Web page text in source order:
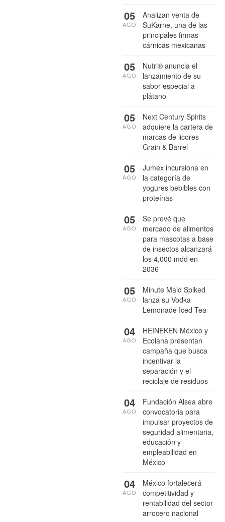
Analizan venta de
SuKarne, una de las
principales firmas
cárnicas mexicanas
05
AGO
Nutri® anuncia el
lanzamiento de su
sabor especial a
plátano
05
AGO
Next Century Spirits
adquiere la cartera de
marcas de licores
Grain & Barrel
05
AGO
Jumex incursiona en
la categoría de
yogures bebibles con
proteínas
05
AGO
Se prevé que
mercado de alimentos
para mascotas a base
de insectos alcanzará
los 4,000 mdd en
2036
05
AGO
Minute Maid Spiked
lanza su Vodka
Lemonade Iced Tea
05
AGO
HEINEKEN México y
Ecolana presentan
campaña que busca
incentivar la
separación y el
reciclaje de residuos
04
AGO
Fundación Alsea abre
convocatoria para
impulsar proyectos de
seguridad alimentaria,
educación y
empleabilidad en
México
04
AGO
México fortalecerá
competitividad y
rentabilidad del sector
arrocero nacional
04
AGO